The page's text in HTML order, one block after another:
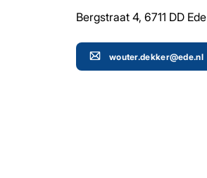
Bergstraat 4, 6711 DD Ede
wouter.dekker@ede.nl